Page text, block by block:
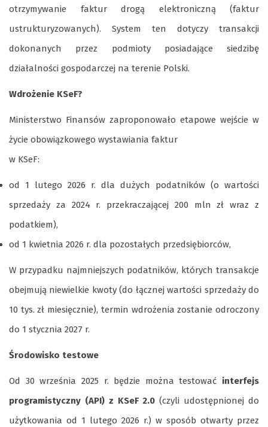
otrzymywanie faktur drogą elektroniczną (faktur
ustrukturyzowanych). System ten dotyczy transakcji
dokonanych przez podmioty posiadające siedzibę
działalności gospodarczej na terenie Polski.
Wdrożenie KSeF?
Ministerstwo Finansów zaproponowało etapowe wejście w
życie obowiązkowego wystawiania faktur
w KSeF:
od 1 lutego 2026 r. dla dużych podatników (o wartości
sprzedaży za 2024 r. przekraczającej 200 mln zł wraz z
podatkiem),
od 1 kwietnia 2026 r. dla pozostałych przedsiębiorców,
W przypadku najmniejszych podatników, których transakcje
obejmują niewielkie kwoty (do łącznej wartości sprzedaży do
10 tys. zł miesięcznie), termin wdrożenia zostanie odroczony
do 1 stycznia 2027 r.
Środowisko testowe
Od 30 września 2025 r. będzie można testować interfejs
programistyczny (API) z KSeF 2.0(czyli udostępnionej do
użytkowania od 1 lutego 2026 r.) w sposób otwarty przez